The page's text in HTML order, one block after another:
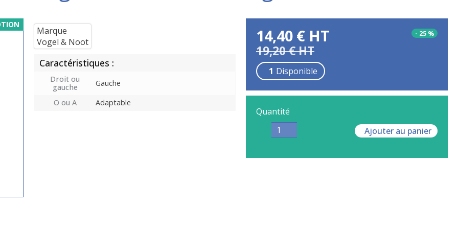
Caractéristiques :
Droit ou
gauche
Gauche
O ou A
Adaptable
Marque
Vogel & Noot
19,20€HT
14,40 € HT - 25 %
1 Disponible
Quantité
Ajouter au panier